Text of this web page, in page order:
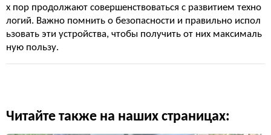
х пор продолжают совершенствоваться с развитием техно
логий. Важно помнить о безопасности и правильно испол
ьзовать эти устройства, чтобы получить от них максималь
ную пользу.
Читайте также на наших страницах: